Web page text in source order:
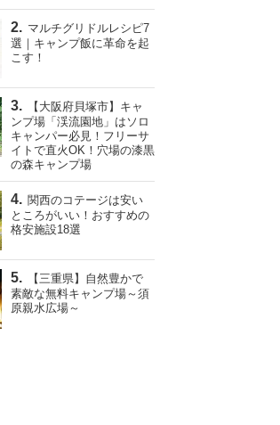
マルチグリドルレシピ7
選｜キャンプ飯に革命を起
こす！
【大阪府貝塚市】キャ
ンプ場「渓流園地」はソロ
キャンパー必見！フリーサ
イトで直火OK！穴場の漆黒
の森キャンプ場
関西のコテージは安い
ところがいい！おすすめの
格安施設18選
【三重県】自然豊かで
素敵な無料キャンプ場～須
原親水広場～